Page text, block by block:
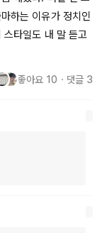
하는 이유가 정치인
타일도 내 말 듣고
좋아요 10 ・ 댓글 3